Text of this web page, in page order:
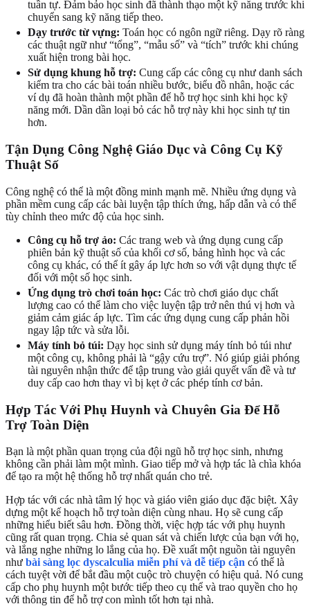
tuần tự. Đảm bảo học sinh đã thành thạo một kỹ năng trước khi
chuyển sang kỹ năng tiếp theo.
Dạy trước từ vựng: Toán học có ngôn ngữ riêng. Dạy rõ ràng
các thuật ngữ như “tổng”, “mẫu số” và “tích” trước khi chúng
xuất hiện trong bài học.
Sử dụng khung hỗ trợ: Cung cấp các công cụ như danh sách
kiểm tra cho các bài toán nhiều bước, biểu đồ nhân, hoặc các
ví dụ đã hoàn thành một phần để hỗ trợ học sinh khi học kỹ
năng mới. Dần dần loại bỏ các hỗ trợ này khi học sinh tự tin
hơn.
Tận Dụng Công Nghệ Giáo Dục và Công Cụ Kỹ
Thuật Số
Công nghệ có thể là một đồng minh mạnh mẽ. Nhiều ứng dụng và
phần mềm cung cấp các bài luyện tập thích ứng, hấp dẫn và có thể
tùy chỉnh theo mức độ của học sinh.
Công cụ hỗ trợ ảo: Các trang web và ứng dụng cung cấp
phiên bản kỹ thuật số của khối cơ số, bảng hình học và các
công cụ khác, có thể ít gây áp lực hơn so với vật dụng thực tế
đối với một số học sinh.
Ứng dụng trò chơi toán học: Các trò chơi giáo dục chất
lượng cao có thể làm cho việc luyện tập trở nên thú vị hơn và
giảm cảm giác áp lực. Tìm các ứng dụng cung cấp phản hồi
ngay lập tức và sửa lỗi.
Máy tính bỏ túi: Dạy học sinh sử dụng máy tính bỏ túi như
một công cụ, không phải là “gậy cứu trợ”. Nó giúp giải phóng
tài nguyên nhận thức để tập trung vào giải quyết vấn đề và tư
duy cấp cao hơn thay vì bị kẹt ở các phép tính cơ bản.
Hợp Tác Với Phụ Huynh và Chuyên Gia Để Hỗ
Trợ Toàn Diện
Bạn là một phần quan trọng của đội ngũ hỗ trợ học sinh, nhưng
không cần phải làm một mình. Giao tiếp mở và hợp tác là chìa khóa
để tạo ra một hệ thống hỗ trợ nhất quán cho trẻ.
Hợp tác với các nhà tâm lý học và giáo viên giáo dục đặc biệt. Xây
dựng một kế hoạch hỗ trợ toàn diện cùng nhau. Họ sẽ cung cấp
những hiểu biết sâu hơn. Đồng thời, việc hợp tác với phụ huynh
cũng rất quan trọng. Chia sẻ quan sát và chiến lược của bạn với họ,
và lắng nghe những lo lắng của họ. Đề xuất một nguồn tài nguyên
như bài sàng lọc dyscalculia miễn phí và dễ tiếp cận có thể là
cách tuyệt vời để bắt đầu một cuộc trò chuyện có hiệu quả. Nó cung
cấp cho phụ huynh một bước tiếp theo cụ thể và trao quyền cho họ
với thông tin để hỗ trợ con mình tốt hơn tại nhà.